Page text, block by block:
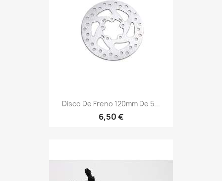
Disco De Freno 120mm De 5...
6,50 €